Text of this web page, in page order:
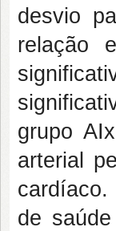
desvio
relação
grupo
arterial
de